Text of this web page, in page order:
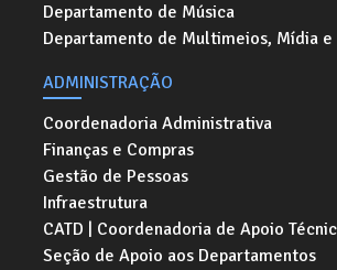
Departamento de Música
Departamento de Multimeios, Mídia e
ADMINISTRAÇÃO
Coordenadoria Administrativa
Finanças e Compras
Gestão de Pessoas
Infraestrutura
CATD | Coordenadoria de Apoio
Seção de Apoio aos Departamentos